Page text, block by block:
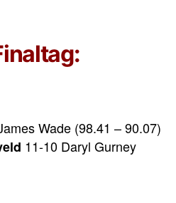
Wade (98.41 – 90.07)
11-10 Daryl Gurney